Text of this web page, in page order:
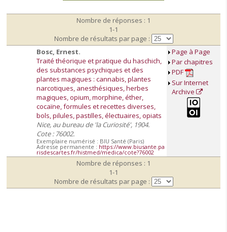
Nombre de réponses : 1
1-1
Nombre de résultats par page :
Bosc, Ernest.
Traité théorique et pratique du haschich,
des substances psychiques et des
plantes magiques : cannabis, plantes
narcotiques, anesthésiques, herbes
magiques, opium, morphine, éther,
cocaïne, formules et recettes diverses,
bols, pilules, pastilles, électuaires, opiats
Nice, au bureau de 'la Curiosité', 1904.
Cote : 76002.
Exemplaire numérisé : BIU Santé (Paris)
Adresse permanente : https://www.biusante.pa
risdescartes.fr/histmed/medica/cote?76002
Page à Page
Par chapitres
PDF
Sur Internet
Archive
Nombre de réponses : 1
1-1
Nombre de résultats par page :